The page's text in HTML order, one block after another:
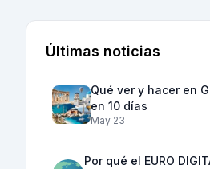
Últimas noticias
Qué ver y hacer en
en 10 días
May 23
Por qué el EURO